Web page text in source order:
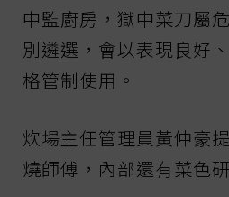
中監廚房，獄中菜刀屬
別遴選，會以表現良好
格管制使用。
炊場主任管理員黃仲豪
燒師傅，內部還有菜色